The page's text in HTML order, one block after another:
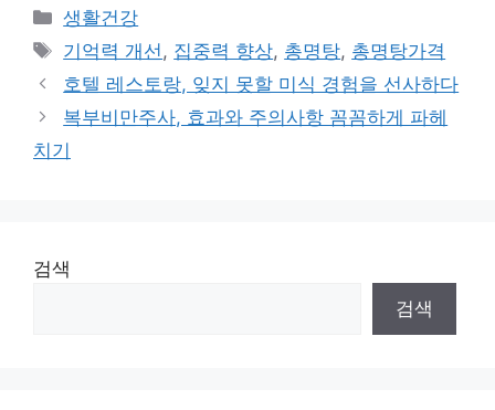
Categories
생활건강
Tags
기억력 개선 , 집중력 향상, 총명탕, 총명탕가격
호텔 레스토랑, 잊지 못할 미식 경험을 선사하다
복부비만주사, 효과와 주의사항 꼼꼼하게 파헤
치기
검색
검색